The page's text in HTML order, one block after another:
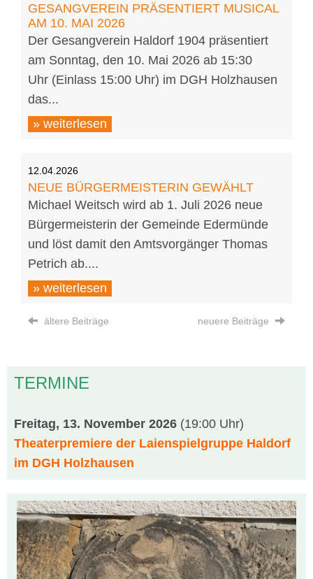
GESANGVEREIN PRÄSENTIERT MUSICAL
AM 10. MAI 2026
Der Gesangverein Haldorf 1904 präsentiert
am Sonntag, den 10. Mai 2026 ab 15:30
Uhr (Einlass 15:00 Uhr) im DGH Holzhausen
das...
» weiterlesen
12.04.2026
NEUE BÜRGERMEISTERIN GEWÄHLT
Michael Weitsch wird ab 1. Juli 2026 neue
Bürgermeisterin der Gemeinde Edermünde
und löst damit den Amtsvorgänger Thomas
Petrich ab....
» weiterlesen
ältere Beiträge neuere Beiträge
TERMINE
Freitag, 13. November 2026 (19:00 Uhr)
Theaterpremiere der Laienspielgruppe Haldorf
im DGH Holzhausen